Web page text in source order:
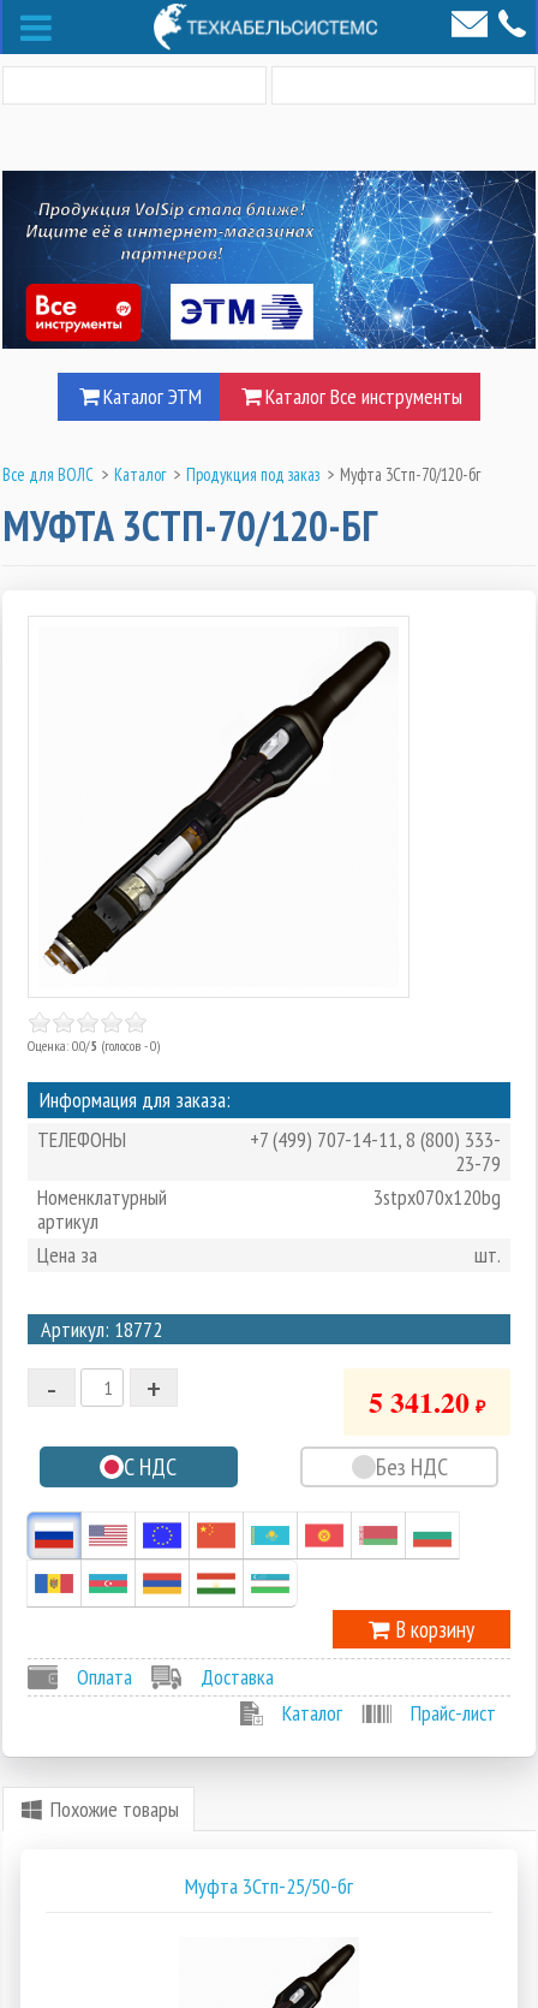
Каталог ЭТМ Каталог Все инструменты
Все для ВОЛС > Каталог > Продукция под заказ > Муфта 3Стп-70/120-бг
МУФТА 3СТП-70/120-БГ
Оценка: 0.0/5 (голосов - 0)
Информация для заказа:
ТЕЛЕФОНЫ
+7 (499) 707-14-11,8 (800) 333-
23-79
Номенклатурный
артикул
3stpx070x120bg
Цена за шт.
Артикул: 18772
2
1
-1
+
- 5 341.20 ₽
С НДС Без НДС
В корзину
Оплата
Доставка
Каталог
Прайс-лист
Похожие товары
Муфта 3Стп-25/50-бг